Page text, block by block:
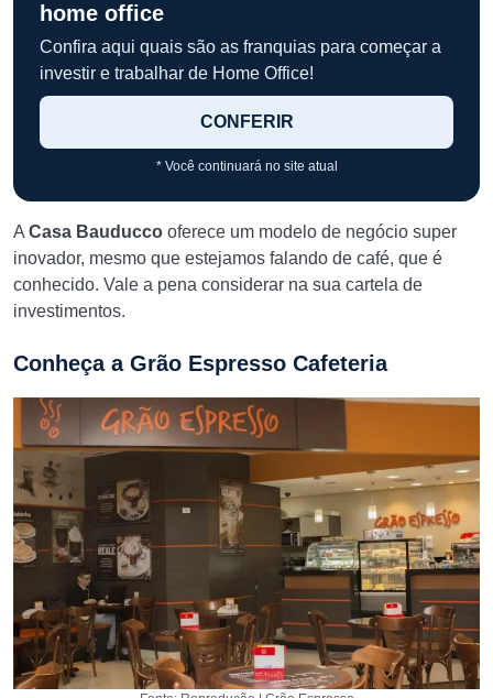
home office
Confira aqui quais são as franquias para começar a
investir e trabalhar de Home Office!
CONFERIR
* Você continuará no site atual
A Casa Bauducco oferece um modelo de negócio super
inovador, mesmo que estejamos falando de café, que é
conhecido. Vale a pena considerar na sua cartela de
investimentos.
Conheça a Grão Espresso Cafeteria